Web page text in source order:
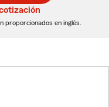
proporcionados en inglés.